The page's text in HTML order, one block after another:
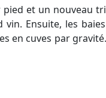
et un nouveau
Ensuite, les
en cuves par